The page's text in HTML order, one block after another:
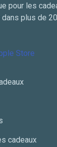
pour les
dans plus de
cadeaux